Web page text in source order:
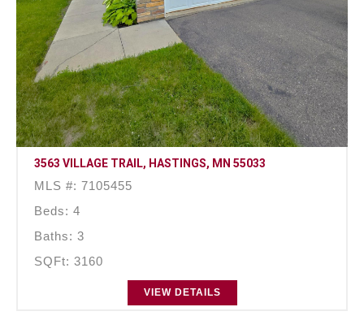
3563 VILLAGE TRAIL, HASTINGS, MN 55033
MLS #: 7105455
Beds: 4
Baths: 3
SQFt: 3160
VIEW DETAILS